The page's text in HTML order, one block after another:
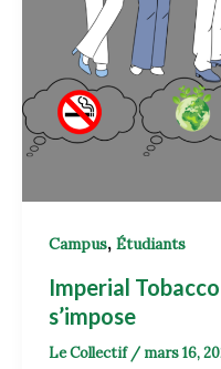
Campus, Étudiants
Imperial
s’impose
Le Collectif / mars 16,